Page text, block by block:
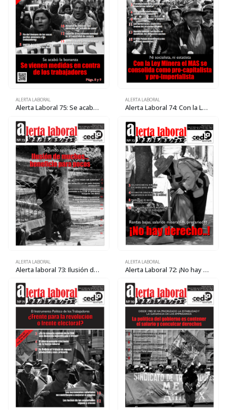
ALERTA LABORAL
Alerta Laboral 75: Se acabó la bonanza: Se vienen medidas en contra de los trabajadores
ALERTA LABORAL
Alerta Laboral 74: Con la Ley Minera el MAS se consolida como pro-capitalista y pro-imperialista
ALERTA LABORAL
Alerta laboral 73: Ilusión de muchos, beneficio para pocos
ALERTA LABORAL
Alerta Laboral 72: ¡No hay derecho..!